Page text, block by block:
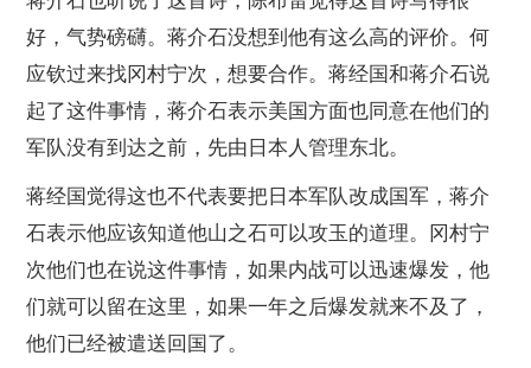
好，气势磅礴。蒋介石没想到他有这么高的评价。何
应钦过来找冈村宁次，想要合作。蒋经国和蒋介石说
起了这件事情，蒋介石表示美国方面也同意在他们的
军队没有到达之前，先由日本人管理东北。
蒋经国觉得这也不代表要把日本军队改成国军，蒋介
石表示他应该知道他山之石可以攻玉的道理。冈村宁
次他们也在说这件事情，如果内战可以迅速爆发，他
们就可以留在这里，如果一年之后爆发就来不及了，
他们已经被遣送回国了。